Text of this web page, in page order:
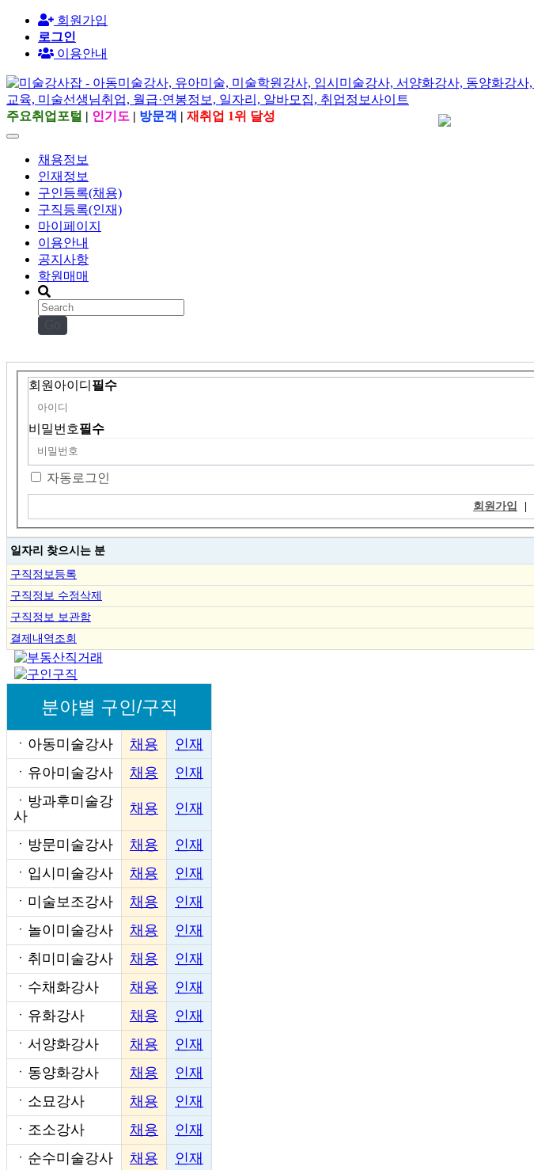
회원가입
로그인
이용안내
주요취업포털 | 인기도 | 방문객 | 재취업 1위 달성
채용정보
인재정보
구인등록(채용)
구직등록(인재)
마이페이지
이용안내
공지사항
학원매매
회원아이디 필수
비밀번호필수
자동로그인
회원가입 |
일자리 찾으시는 분
구직정보등록
구직정보 수정삭제
구직정보 보관함
결제내역조회
분야별 구인/구직
ㆍ 아동미술강사 채용
인재
ㆍ 유아미술강사 채용
인재
ㆍ 방과후미술강
사
채용 인재
ㆍ 방문미술강사 채용
인재
ㆍ 입시미술강사 채용
인재
ㆍ 미술보조강사 채용
인재
ㆍ 놀이미술강사 채용
인재
ㆍ 취미미술강사 채용
인재
ㆍ 수채화강사 채용
인재
ㆍ 유화강사 채용
인재
ㆍ 서양화강사 채용
인재
ㆍ 동양화강사 채용
인재
ㆍ 소묘강사 채용
인재
ㆍ 조소강사 채용
인재
ㆍ 순수미술강사 채용
인재